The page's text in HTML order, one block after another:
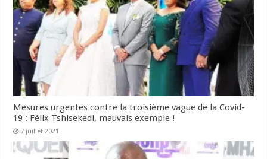
Mesures urgentes contre la troisième vague de la Covid-
19 : Félix Tshisekedi, mauvais exemple !
7 juillet 2021